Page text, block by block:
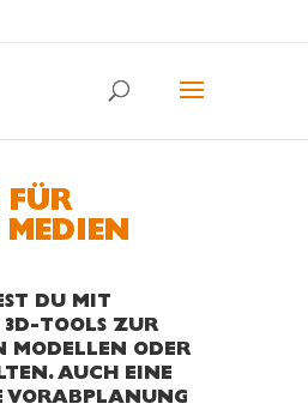
FÜR
MEDIEN
DU MIT
3D-TOOLS ZUR
MODELLEN ODER
AUCH EINE
VORABPLANUNG